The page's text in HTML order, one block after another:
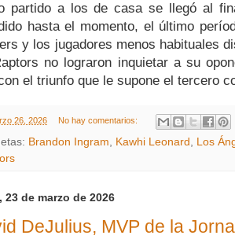
partido a los de casa se llegó al
hasta el momento, el último
y los jugadores menos habituales
no lograron inquietar a su
el triunfo que le supone el tercero
26, 2026 No hay comentarios:
Brandon Ingram Kawhi Leonard
Los
23 de marzo de 2026
DeJulius, MVP de la